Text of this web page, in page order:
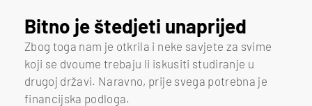
Bitno je štedjeti unaprijed
Zbog toga nam je otkrila i neke savjete za svime
koji se dvoume trebaju li iskusiti studiranje u
drugoj državi. Naravno, prije svega potrebna je
financijska podloga.